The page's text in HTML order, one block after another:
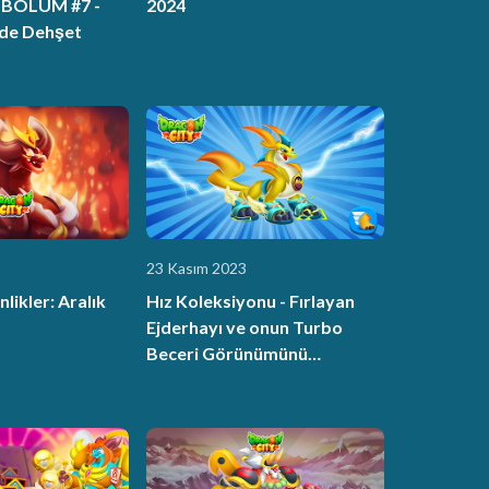
#7 -
Dehşet
2024
Aralık
23 Kasım 2023
Hız Koleksiyonu - Fırlayan
Ejderhayı ve onun Turbo
Beceri Görünümünü